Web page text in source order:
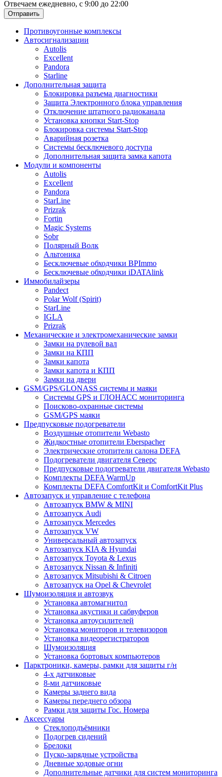
Отвечаем ежедневно, с 9:00 до 22:00
Отправить
Противоугонные комплексы
Автосигнализации
Autolis
Excellent
Pandora
Starline
Дополнительная защита
Блокировка разъема диагностики
Защита Электронного блока управления
Отключение штатного радиоканала
Установка кнопки Start-Stop
Блокировка системы Start-Stop
Аварийная розетка
Системы бесключевого доступа
Дополнительная защита замка капота
Модули и компоненты
Autolis
Excellent
Pandora
StarLine
Prizrak
Fortin
Magic Systems
Sobr
Полярный Волк
Альтоника
Бесключевые обходчики BPImmo
Бесключевые обходчики iDATAlink
Иммобилайзеры
Pandect
Polar Wolf (Spirit)
StarLine
IGLA
Prizrak
Механические и электромеханические замки
Замки на рулевой вал
Замки на КПП
Замки капота
Замки капота и КПП
Замки на двери
GSM/GPS/GLONASS системы и маяки
Системы GPS и ГЛОНАСС мониторинга
Поисково-охранные системы
GSM/GPS маяки
Предпусковые подогреватели
Воздушные отопители Webasto
Жидкостные отопители Eberspacher
Электрические отопители салона DEFA
Подогреватели двигателя Северс
Предпусковые подогреватели двигателя Webasto
Комплекты DEFA WarmUp
Комплекты DEFA ComfortKit и ComfortKit Plus
Автозапуск и управление с телефона
Автозапуск BMW & MINI
Автозапуск Audi
Автозапуск Mercedes
Автозапуск VW
Универсальный автозапуск
Автозапуск KIA & Hyundai
Автозапуск Toyota & Lexus
Автозапуск Nissan & Infiniti
Автозапуск Mitsubishi & Citroen
Автозапуск на Opel & Chevrolet
Шумоизоляция и автозвук
Установка автомагнитол
Установка акустики и сабвуферов
Установка автоусилителей
Установка мониторов и телевизоров
Установка видеорегистраторов
Шумоизоляция
Установка бортовых компьютеров
Парктроники, камеры, рамки для защиты г/н
4-х датчиковые
8-ми датчиковые
Камеры заднего вида
Камеры переднего обзора
Рамки для защиты Гос. Номера
Аксессуары
Стеклоподъёмники
Подогрев сидений
Брелоки
Пуско-зарядные устройства
Дневные ходовые огни
Дополнительные датчики для систем мониторинга